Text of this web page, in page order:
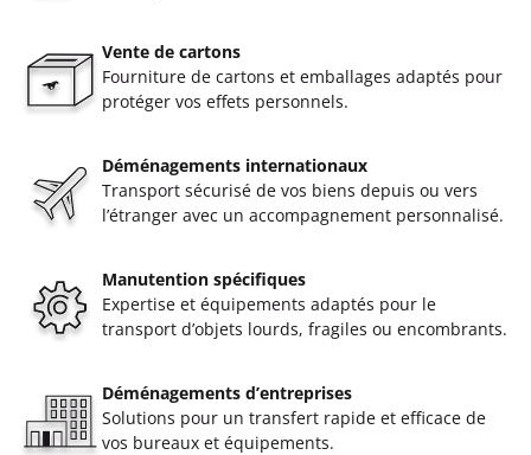
Vente de cartons
Fourniture de cartons et emballages adaptés pour
protéger vos effets personnels.
Déménagements internationaux
Transport sécurisé de vos biens depuis ou vers
l’étranger avec un accompagnement personnalisé.
Manutention spécifiques
Expertise et équipements adaptés pour le
transport d’objets lourds, fragiles ou encombrants.
Déménagements d’entreprises
Solutions pour un transfert rapide et efficace de
vos bureaux et équipements.